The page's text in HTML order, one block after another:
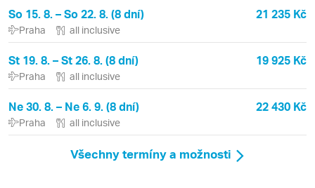
So 15. 8. – So 22. 8. (8 dní) 21 235 Kč
Praha all inclusive
St 19. 8. – St 26. 8. (8 dní) 19 925 Kč
Praha all inclusive
Ne 30. 8. – Ne 6. 9. (8 dní) 22 430 Kč
Praha all inclusive
Všechny termíny a možnosti